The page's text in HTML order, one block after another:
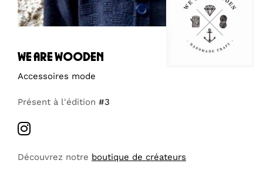
we are wooden
Accessoires mode
Présent à l'édition #3
Découvrez notre boutique de créateurs